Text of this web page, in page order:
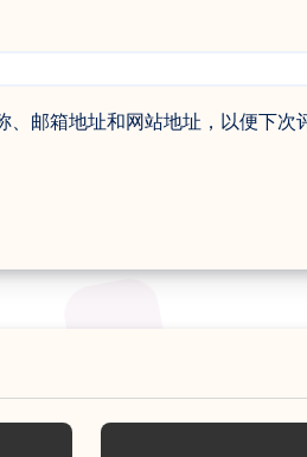
邮箱地址和网站地址，以便下次